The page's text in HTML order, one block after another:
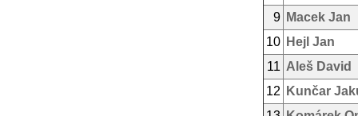
9 Macek Jan
10 Hejl Jan
11 Aleš David
12
Kunčar